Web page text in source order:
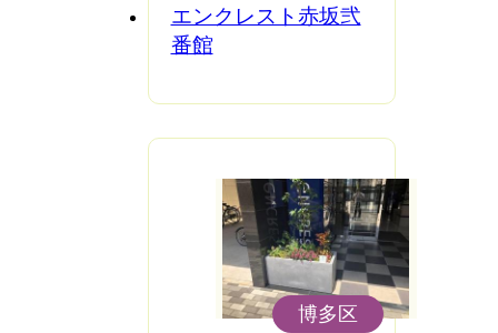
エンクレスト赤坂弐
番館
博多区